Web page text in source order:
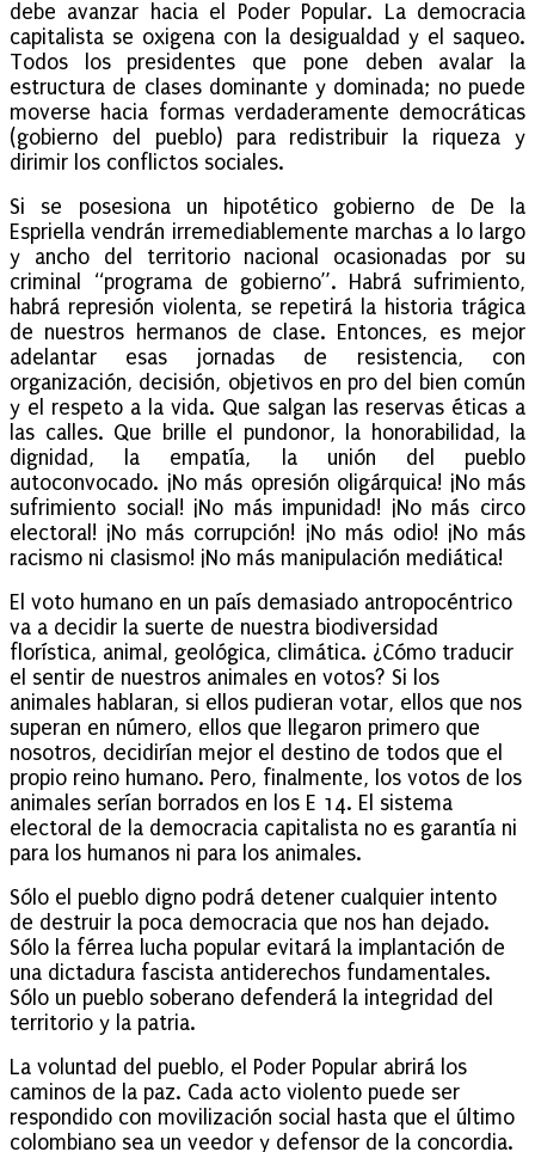
debe avanzar hacia el Poder Popular. La democracia
capitalista se oxigena con la desigualdad y el saqueo.
Todos los presidentes que pone deben avalar la
estructura de clases dominante y dominada; no puede
moverse hacia formas verdaderamente democráticas
(gobierno del pueblo) para redistribuir la riqueza y
dirimir los conflictos sociales.
Si se posesiona un hipotético gobierno de De la
Espriella vendrán irremediablemente marchas a lo largo
y ancho del territorio nacional ocasionadas por su
criminal “programa de gobierno”. Habrá sufrimiento,
habrá represión violenta, se repetirá la historia trágica
de nuestros hermanos de clase. Entonces, es mejor
adelantar esas jornadas de resistencia, con
organización, decisión, objetivos en pro del bien común
y el respeto a la vida. Que salgan las reservas éticas a
las calles. Que brille el pundonor, la honorabilidad, la
dignidad, la empatía, la unión del pueblo
autoconvocado. ¡No más opresión oligárquica! ¡No más
sufrimiento social! ¡No más impunidad! ¡No más circo
electoral! ¡No más corrupción! ¡No más odio! ¡No más
racismo ni clasismo! ¡No más manipulación mediática!
El voto humano en un país demasiado antropocéntrico
va a decidir la suerte de nuestra biodiversidad
florística, animal, geológica, climática. ¿Cómo traducir
el sentir de nuestros animales en votos? Si los
animales hablaran, si ellos pudieran votar, ellos que nos
superan en número, ellos que llegaron primero que
nosotros, decidirían mejor el destino de todos que el
propio reino humano. Pero, finalmente, los votos de los
animales serían borrados en los E 14. El sistema
electoral de la democracia capitalista no es garantía ni
para los humanos ni para los animales.
Sólo el pueblo digno podrá detener cualquier intento
de destruir la poca democracia que nos han dejado.
Sólo la férrea lucha popular evitará la implantación de
una dictadura fascista antiderechos fundamentales.
Sólo un pueblo soberano defenderá la integridad del
territorio y la patria.
La voluntad del pueblo, el Poder Popular abrirá los
caminos de la paz. Cada acto violento puede ser
respondido con movilización social hasta que el último
colombiano sea un veedor y defensor de la concordia.